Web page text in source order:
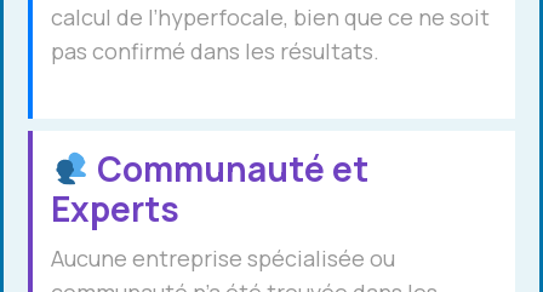
calcul de l’hyperfocale, bien que ce ne soit
pas confirmé dans les résultats.
Communauté et
Experts
Aucune entreprise spécialisée ou